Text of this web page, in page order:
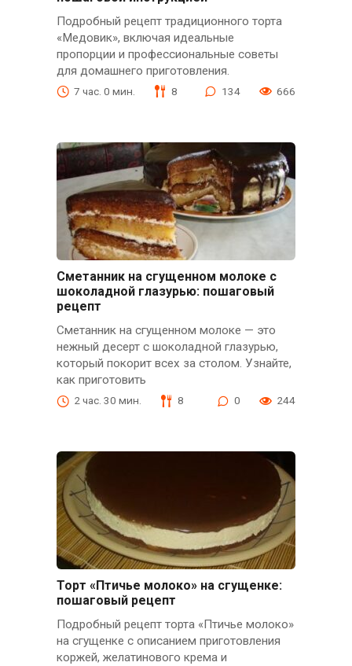
Подробный рецепт традиционного торта
«Медовик», включая идеальные
пропорции и профессиональные советы
для домашнего приготовления.
7 час. 0 мин. 8 134 666
Сметанник на сгущенном молоке с
шоколадной глазурью: пошаговый
рецепт
Сметанник на сгущенном молоке — это
нежный десерт с шоколадной глазурью,
который покорит всех за столом. Узнайте,
как приготовить
2 час. 30 мин. 8 0 244
Торт «Птичье молоко» на сгущенке:
пошаговый рецепт
Подробный рецепт торта «Птичье молоко»
на сгущенке с описанием приготовления
коржей, желатинового крема и